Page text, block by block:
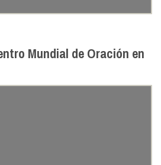
Mundial de Oración en